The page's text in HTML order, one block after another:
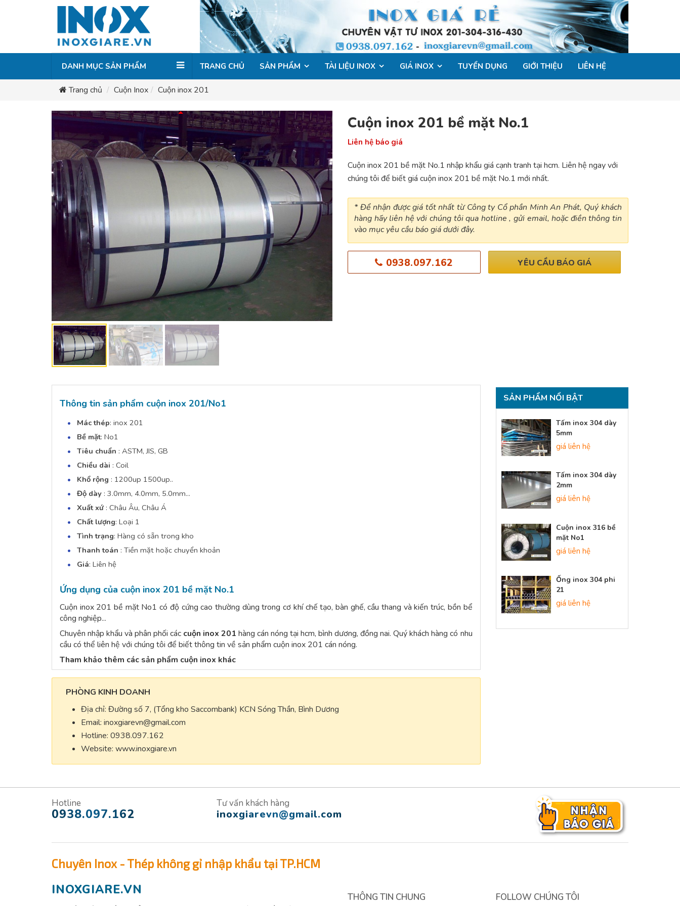
DANH MỤC SẢN PHẨM TRANG CHỦ SẢN PHẨM TÀI LIỆU INOX GIÁ INOX TUYỂN DỤNG GIỚI THIỆU LIÊN HỆ
Trang chủ Cuộn Inox Cuộn inox 201
Cuộn inox 201 bề mặt No.1
Liên hệ báo giá
Cuộn inox 201 bề mặt No.1 nhập khẩu giá cạnh tranh tại hcm. Liên hệ ngay với
chúng tôi để biết giá cuộn inox 201 bề mặt No.1 mới nhất.
* Để nhận được giá tốt nhất từ Công ty Cổ phần Minh An Phát, Quý khách
hàng hãy liên hệ với chúng tôi qua hotline , gửi email, hoặc điền thông tin
vào mục yêu cầu báo giá dưới đây.
0938.097.162 YÊU CẦU BÁO GIÁ
Thông tin sản phẩm cuộn inox 201/No1
Mác thép: inox 201
Bề mặt: No1
Tiêu chuẩn : ASTM, JIS, GB
Chiều dài : Coil
Khổ rộng : 1200up 1500up..
Độ dày : 3.0mm, 4.0mm, 5.0mm...
Xuất xứ: Châu Âu, Châu Á
Chất lượng: Loại 1
Tình trạng: Hàng có sẵn trong kho
Thanh toán : Tiền mặt hoặc chuyển khoản
Giá: Liên hệ
Ứng dụng của cuộn inox 201 bề mặt No.1
Cuộn inox 201 bề mặt No1 có độ cứng cao thường dùng trong cơ khí chế tạo, bàn ghế, cầu thang và kiến trúc, bồn bể
công nghiệp...
Chuyên nhập khẩu và phân phối các cuộn inox 201 hàng cán nóng tại hcm, bình dương, đồng nai. Quý khách hàng có nhu
cầu có thể liên hệ với chúng tôi để biết thông tin về sản phẩm cuộn inox 201 cán nóng.
Tham khảo thêm các sản phẩm cuộn inox khác
PHÒNG KINH DOANH
Địa chỉ: Đường số 7, (Tổng kho Saccombank) KCN Sóng Thần, Bình Dương
Email: inoxgiarevn@gmail.com
Hotline: 0938.097.162
Website: www.inoxgiare.vn
SẢN PHẨM NỔI BẬT
Tấm inox 304 dày
5mm
giá liên hệ
Tấm inox 304 dày
2mm
giá liên hệ
Cuộn inox 316 bề
mặt No1
giá liên hệ
Ống inox 304 phi
21
giá liên hệ
Hotline
0938.097.162
Tư vấn khách hàng
inoxgiarevn@gmail.com
Chuyên Inox - Thép không gỉ nhập khẩu tại TP.HCM
INOXGIARE.VN THÔNG TIN CHUNG FOLLOW CHÚNG TÔI